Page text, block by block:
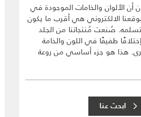
الألوان والخامات الموجودة في
الالكتروني هي أقرب ما يكون
صُنعت مُنتجاتنا من الجلد
طفيفًا في اللون والخامة
هذا هو جزء أساسي من روعة
ابحث عنا